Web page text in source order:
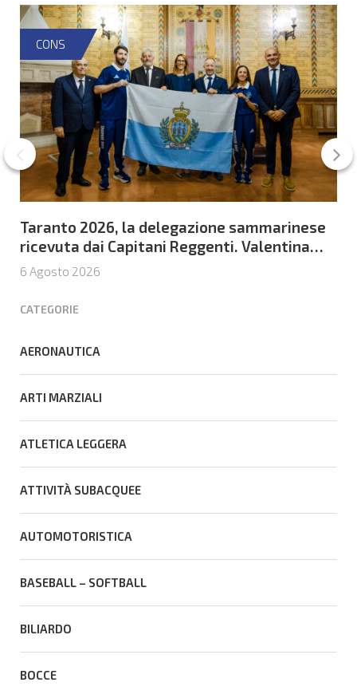
CONS
Taranto 2026, la delegazione sammarinese
ricevuta dai Capitani Reggenti. Valentina
Venerucci e Jacopo Frisoni i due
portabandiera
6 Agosto 2026
CATEGORIE
AERONAUTICA
ARTI MARZIALI
ATLETICA LEGGERA
ATTIVITÀ SUBACQUEE
AUTOMOTORISTICA
BASEBALL – SOFTBALL
BILIARDO
BOCCE